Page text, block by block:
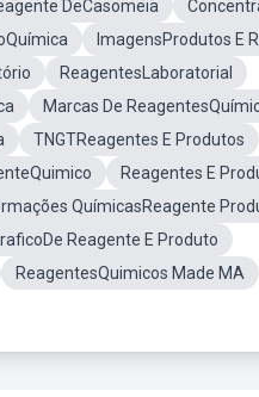
DeCasomeia
ImagensProdutos E
ReagentesLaboratorial
Marcas De
TNGTReagentes E Produtos
Reagentes E
QuímicasReagente
Reagente E Produto
ReagentesQuimicos Made MA